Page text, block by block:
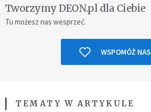
Tworzymy DEON.pl dla Ciebie
Tu możesz nas wesprzeć.
WSPOMÓŻ NAS
TEMATY W ARTYKULE